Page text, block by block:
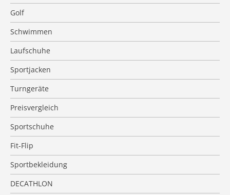
Golf
Schwimmen
Laufschuhe
Sportjacken
Turngeräte
Preisvergleich
Sportschuhe
Fit-Flip
Sportbekleidung
DECATHLON